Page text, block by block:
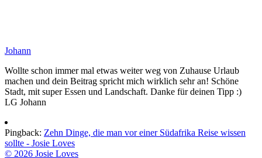
Johann
Wollte schon immer mal etwas weiter weg von Zuhause Urlaub
machen und dein Beitrag spricht mich wirklich sehr an! Schöne
Stadt, mit super Essen und Landschaft. Danke für deinen Tipp :)
LG Johann
Pingback: Zehn Dinge, die man vor einer Südafrika Reise wissen
sollte - Josie Loves
© 2026 Josie Loves